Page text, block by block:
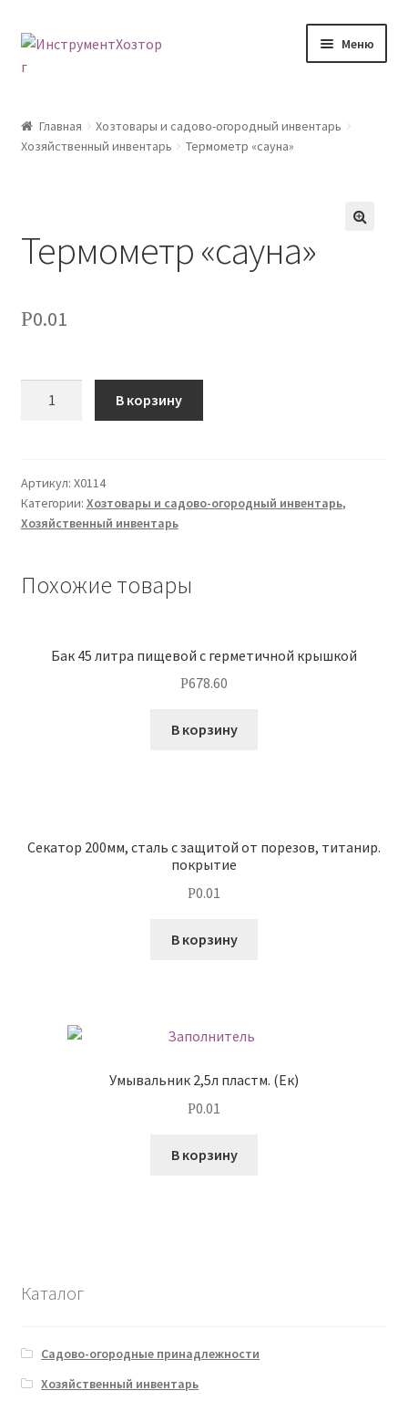
Перейти
Перейти
Меню
Возврат товара
Каталог
Мой аккаунт
Оплата
Оформление заказа
Политика конфиденциальности
Главная
Хозтовары и садово-огородный инвентарь
Хозяйственный инвентарь
Термометр «сауна»
Термометр «сауна»
Р0.01
В корзину
Артикул: Х0114
Категории: Хозтовары и садово-огородный инвентарь,
Хозяйственный инвентарь
Похожие товары
Бак 45 литра пищевой с герметичной крышкой
Р678.60
В корзину
Секатор 200мм, сталь с защитой от порезов, титанир.
покрытие
Р0.01
В корзину
Умывальник 2,5л пластм. (Ек)
Р0.01
В корзину
Каталог
Садово-огородные принадлежности
Хозяйственный инвентарь